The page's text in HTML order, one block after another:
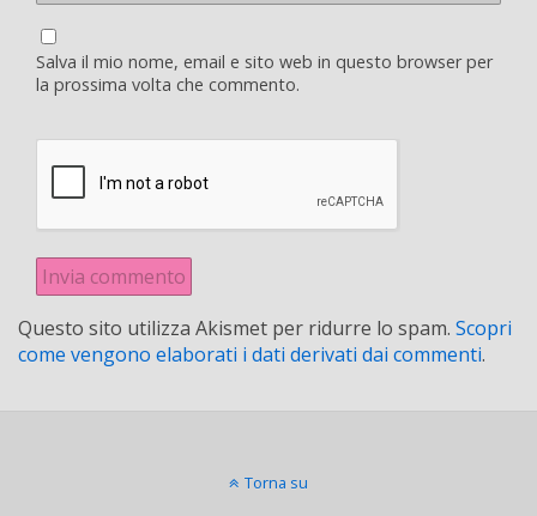
Salva il mio nome, email e sito web in questo browser per
la prossima volta che commento.
Questo sito utilizza Akismet per ridurre lo spam. Scopri
come vengono elaborati i dati derivati dai commenti.
Torna su